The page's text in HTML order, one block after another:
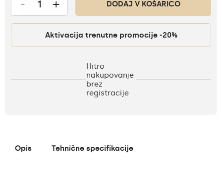
- + DODAJ V KOŠARICO
Aktivacija trenutne promocije -20%
Hitro
nakupovanje
brez
registracije
Opis Tehnične specifikacije